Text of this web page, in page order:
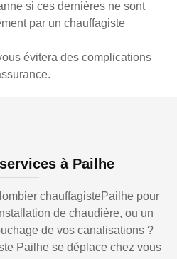
si ces dernières ne sont
par un chauffagiste
évitera des complications
à Pailhe
chauffagistePailhe pour
de chaudière, ou un
de vos canalisations ?
Pailhe se déplace chez vous